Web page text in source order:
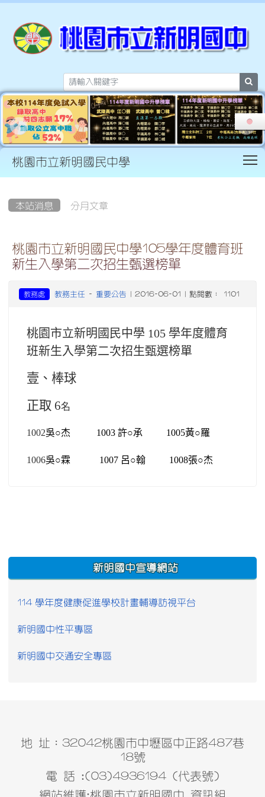
桃園市立新明國民中學
本站消息 分月文章
桃園市立新明國民中學105學年度體育班
新生入學第二次招生甄選榜單
教務處 教務主任 - 重要公告 | 2016-06-01 | 點閱數： 1101
桃園市立新明國民中學 105 學年度體育
班新生入學第二次招生甄選榜單
壹、棒球
正取 6名
1002吳○杰 1003 許○承 1005黃○羅
1006吳○霖 1007 呂○翰 1008張○杰
:::
新明國中宣導網站
114 學年度健康促進學校計畫輔導訪視平台
新明國中性平專區
新明國中交通安全專區
地 址：32042桃園市中壢區中正路487巷
18號
電 話 :(03)4936194 (代表號)